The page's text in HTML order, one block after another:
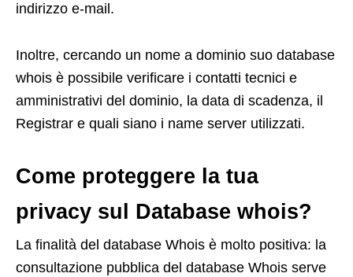
indirizzo e-mail.
Inoltre, cercando un nome a dominio suo database
whois è possibile verificare i contatti tecnici e
amministrativi del dominio, la data di scadenza, il
Registrar e quali siano i name server utilizzati.
Come proteggere la tua
privacy sul Database whois?
La finalità del database Whois è molto positiva: la
consultazione pubblica del database Whois serve